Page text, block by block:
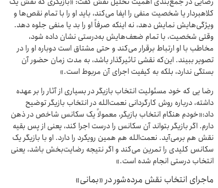
کلاهبردار یا شخصیت منفی را ایفا می‌کند، باید او را با تمام نقص‌ها و
ویژگی‌هایش نمایش دهد، نه اینکه صرفاً او را بد یا منفی جلوه دهد.
وقتی شخصیت، با تمام ضعف‌هایش به‌درستی نشان داده شود،
مخاطب با او ارتباط برقرار می‌کند و حتی مشتاق است دوباره او را در
تصویر ببیند. این‌که نقشی تاثیرگذار باشد، به مدت زمان حضور آن
بستگی ندارد، بلکه به کیفیت اجرای آن مربوط است.»
رضا یی که خود مسئولیت انتخاب بازیگر در بسیاری از آثار را بر عهده
داشته، درباره روش کارگردانی نعمت‌الله در انتخاب بازیگر توضیح
داد:«خودم هنگام انتخاب بازیگر، معمولاً یک سکانس شاخص در ذهن
دارم. اگر بازیگر بتواند آن سکانس را درست اجرا کند، یعنی از پس بقیه
نقش هم برمی‌آید. نعمت‌الله هم همین رویکرد را دارد. او با بازیگر یک
سکانس کلیدی را تمرین می‌کند و اگر نتیجه رضایت‌بخش باشد، یعنی
انتخاب درستی انجام شده است.»
ماجرای انتخاب نقش مرده‌شور در «بمانی»